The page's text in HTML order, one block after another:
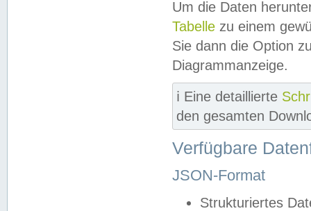
Um die Daten
Tabelle zu einem
Sie dann die Option
Diagrammanzeige.
ℹ️ Eine detaillierte
den gesamten
Verfügbare
JSON-Format
Strukturiertes